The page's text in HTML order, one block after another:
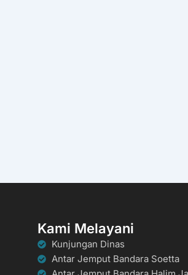
Kami Melayani
Kunjungan Dinas
Antar Jemput Bandara Soetta